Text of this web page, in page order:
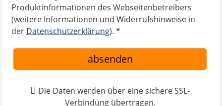
Produktinformationen des Webseitenbetreibers
(weitere Informationen und Widerrufshinweise in
der Datenschutzerklärung). *
absenden
Die Daten werden über eine sichere SSL-
Verbindung übertragen.